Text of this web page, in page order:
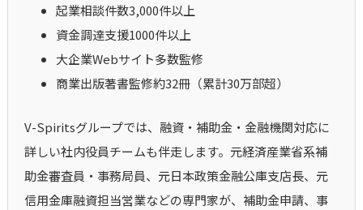
起業相談件数3,000件以上
資金調達支援1000件以上
大企業Webサイト多数監修
商業出版著書監修約32冊（累計30万部超）
V-Spiritsグループでは、融資・補助金・金融機関対応に
詳しい社内役員チームも伴走します。元経済産業省系補
助金審査員・事務局員、元日本政策金融公庫支店長、元
信用金庫融資担当営業などの専門家が、補助金申請、事